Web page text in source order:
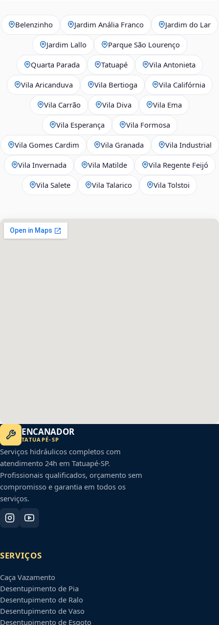
Belenzinho Jardim Anália Franco Jardim do Lar
Jardim Lallo Parque São Lourenço
Quarta Parada Tatuapé Vila Antonieta
Vila Aricanduva Vila Bertioga Vila Califórnia
Vila Carrão Vila Diva Vila Ema
Vila Esperança Vila Formosa
Vila Gomes Cardim Vila Granada Vila Industrial
Vila Invernada Vila Matilde Vila Regente Feijó
Vila Salete Vila Talarico Vila Tolstoi
ENCANADOR
TATUAPÉ-SP
Serviços hidráulicos completos com
atendimento 24h em Tatuapé-SP.
Profissionais qualificados, orçamento sem
compromisso e garantia em todos os
serviços.
SERVIÇOS
Caça Vazamento
Desentupimento de Pia
Desentupimento de Ralo
Desentupimento de Vaso
Desentupimento de Esgoto